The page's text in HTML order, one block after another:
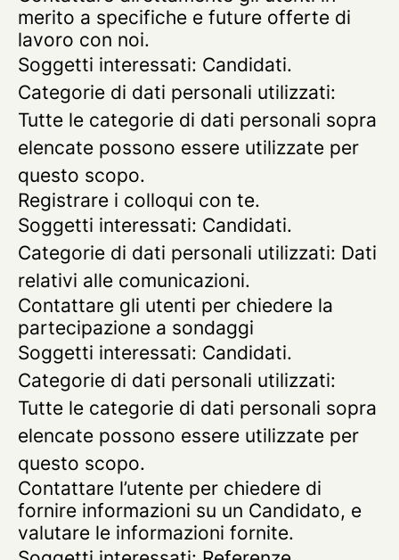
merito a specifiche e future offerte di
lavoro con noi.
Soggetti interessati: Candidati.
Categorie di dati personali utilizzati:
Tutte le categorie di dati personali sopra
elencate possono essere utilizzate per
questo scopo.
Registrare i colloqui con te.
Soggetti interessati: Candidati.
Categorie di dati personali utilizzati: Dati
relativi alle comunicazioni.
Contattare gli utenti per chiedere la
partecipazione a sondaggi
Soggetti interessati: Candidati.
Categorie di dati personali utilizzati:
Tutte le categorie di dati personali sopra
elencate possono essere utilizzate per
questo scopo.
Contattare l’utente per chiedere di
fornire informazioni su un Candidato, e
valutare le informazioni fornite.